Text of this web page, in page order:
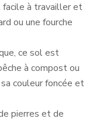
à travailler et
ou une fourche
ce sol est
à compost ou
couleur foncée et
pierres et de